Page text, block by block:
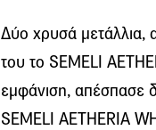
Δύο χρυσά μετάλλια,
του το SEMELI
εμφάνιση, απέσπασε
SEMELI AETHERIA